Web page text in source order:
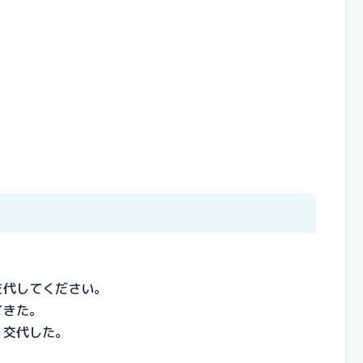
してください。
た。
代した。